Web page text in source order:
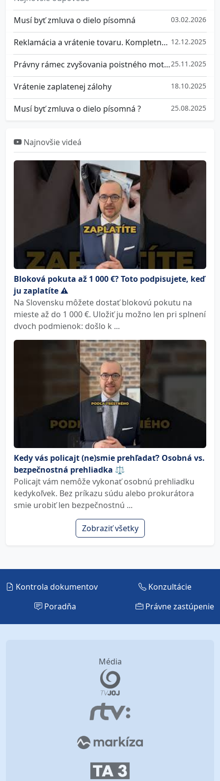
Musí byť zmluva o dielo písomná 03.02.2026
Reklamácia a vrátenie tovaru. Kompletný prehľad práv 12.12.2025
Právny rámec zvyšovania poistného motorových vozidiel na Slovensku25.11.2025
Vrátenie zaplatenej zálohy 18.10.2025
Musí byť zmluva o dielo písomná ? 25.08.2025
Najnovšie videá
Bloková pokuta až 1 000 €? Toto podpisujete, keď
ju zaplatíte ⚠️
Na Slovensku môžete dostať blokovú pokutu na
mieste až do 1 000 €. Uložiť ju možno len pri splnení
dvoch podmienok: došlo k ...
Kedy vás policajt (ne)smie prehľadať? Osobná vs.
bezpečnostná prehliadka ⚖️
Policajt vám nemôže vykonať osobnú prehliadku
kedykoľvek. Bez príkazu súdu alebo prokurátora
smie urobiť len bezpečnostnú ...
Zobraziť všetky
Kontrola dokumentov
Konzultácie
Poradňa
Právne zastúpenie
Média